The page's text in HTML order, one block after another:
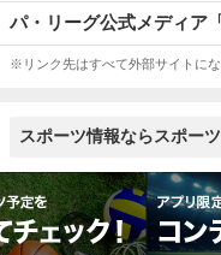
パ・リーグ公式メディア
※リンク先はすべて外部サイトに
スポーツ情報ならスポー